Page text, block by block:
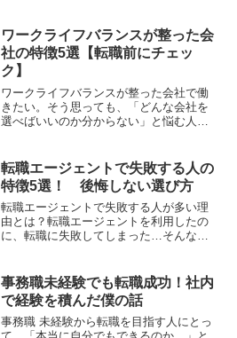
「昼休憩なし」「未払い残業70時間」
「有給が全く使えない」 ...
ワークライフバランスが整った会
社の特徴5選【転職前にチェッ
ク】
ワークライフバランスが整った会社で働
きたい。そう思っても、「どんな会社を
選べばいいのか分からない」と悩む人は
た。ワークライフバランスなんて存在せ
ず、休日は疲れ切...
転職エージェントで失敗する人の
特徴5選！ 後悔しない選び方
転職エージェントで失敗する人が多い理
由とは？転職エージェントを利用したの
に、転職に失敗してしまった…そんな経
とは違う転職先に進んでしまうこともあ
ります。この記事では、・...
事務職未経験でも転職成功！社内
で経験を積んだ僕の話
事務職 未経験から転職を目指す人にとっ